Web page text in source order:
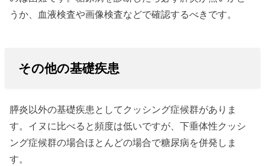
うか、血液検査や画像検査などで確認するべきです。
その他の基礎疾患
膵炎以外の基礎疾患としてクッシング症候群がありま
す。イヌに比べると頻度は低いですが、下垂体性クッシ
ング症候群の場合ほとんどの場合で糖尿病を併発しま
す。